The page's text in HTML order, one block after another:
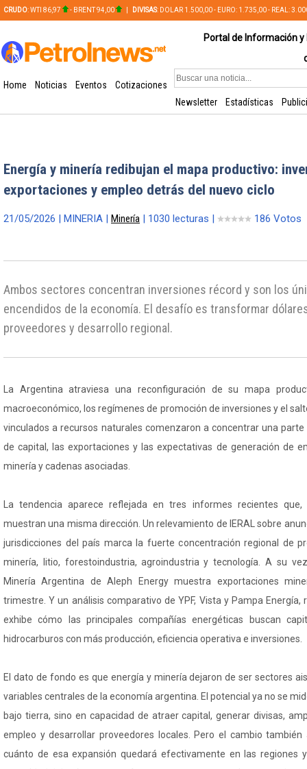
CRUDO: WTI 86,97 - BRENT 94,00 DIVISAS: DOLAR 1.500,00 - EURO: 1.735,00 - REAL:
Portal de Información
Home Noticias Eventos
Cotizaciones
Newsletter
Estadísticas
Energía y minería redibujan el mapa productivo:
exportaciones y empleo detrás del nuevo ciclo
21/05/2026 | MINERIA | Minería | 1030 lecturas | 186 Votos
Ambos sectores concentran inversiones récord y son los
encendidos de la economía. El desafío es transformar
proveedores y desarrollo regional.
La Argentina atraviesa una reconfiguración de su mapa
macroeconómico, los regímenes de promoción de inversiones y el
vinculados a recursos naturales comenzaron a concentrar una
de capital, las exportaciones y las expectativas de generación de
minería y cadenas asociadas.
La tendencia aparece reflejada en tres informes recientes que,
muestran una misma dirección. Un relevamiento de IERAL sobre
jurisdicciones del país marca la fuerte concentración regional de
minería, litio, forestoindustria, agroindustria y tecnología. A su
Minería Argentina de Aleph Energy muestra exportaciones
trimestre. Y un análisis comparativo de YPF, Vista y Pampa Energía,
exhibe cómo las principales compañías energéticas buscan
hidrocarburos con más producción, eficiencia operativa e inversiones.
El dato de fondo es que energía y minería dejaron de ser sectores
variables centrales de la economía argentina. El potencial ya no se
bajo tierra, sino en capacidad de atraer capital, generar divisas,
empleo y desarrollar proveedores locales. Pero el cambio
cuánto de esa expansión quedará efectivamente en las regiones